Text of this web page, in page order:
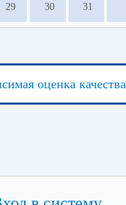
29 30 31
оценка качества